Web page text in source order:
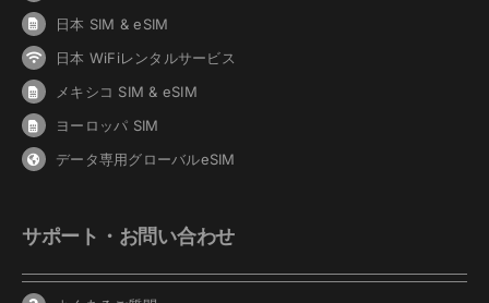
日本 SIM & eSIM
日本 WiFiレンタルサービス
メキシコ SIM & eSIM
ヨーロッパ SIM
データ専用グローバルeSIM
サポート・お問い合わせ